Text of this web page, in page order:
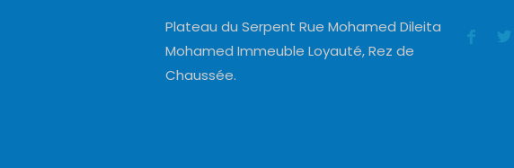
Plateau du Serpent Rue Mohamed Dileita
Mohamed Immeuble Loyauté, Rez de
Chaussée.